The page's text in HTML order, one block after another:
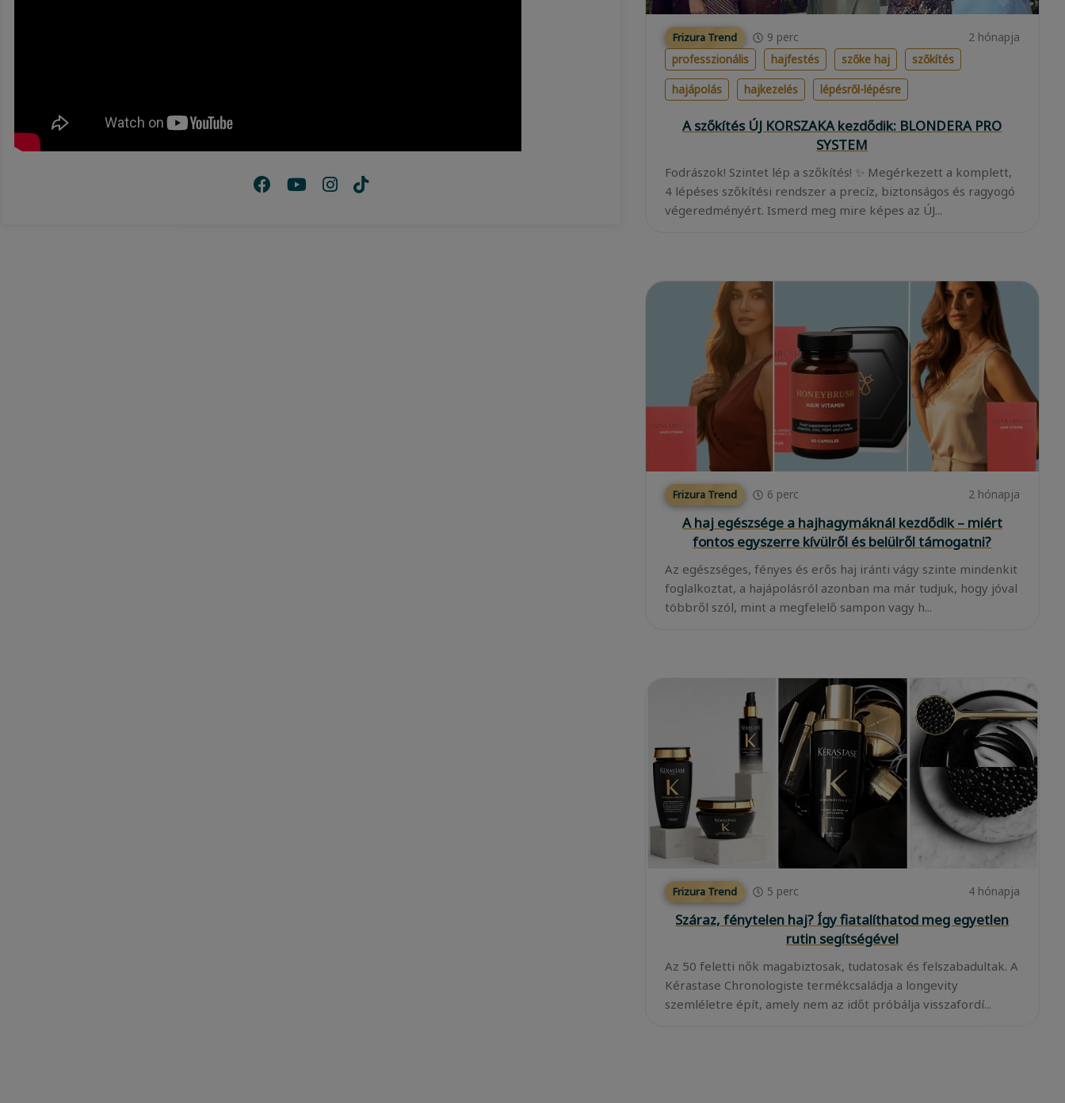
Frizura Trend 9 perc
2 hónapja
professzionális
hajfestés szőke haj
szőkítés
hajápolás
hajkezelés lépésről-lépésre
A szőkítés ÚJ KORSZAKA kezdődik: BLONDERA PRO
SYSTEM
Fodrászok! Szintet lép a szőkítés! ✨ Megérkezett a komplett,
4 lépéses szőkítési rendszer a precíz, biztonságos és ragyogó
végeredményért. Ismerd meg mire képes az ÚJ...
Frizura Trend 6 perc 2 hónapja
A haj egészsége a hajhagymáknál kezdődik – miért
fontos egyszerre kívülről és belülről támogatni?
Az egészséges, fényes és erős haj iránti vágy szinte mindenkit
foglalkoztat, a hajápolásról azonban ma már tudjuk, hogy jóval
többről szól, mint a megfelelő sampon vagy h...
Frizura Trend 5 perc 4 hónapja
Száraz, fénytelen haj? Így fiatalíthatod meg egyetlen
rutin segítségével
Az 50 feletti nők magabiztosak, tudatosak és felszabadultak. A
Kérastase Chronologiste termékcsaládja a longevity
szemléletre épít, amely nem az időt próbálja visszafordí...